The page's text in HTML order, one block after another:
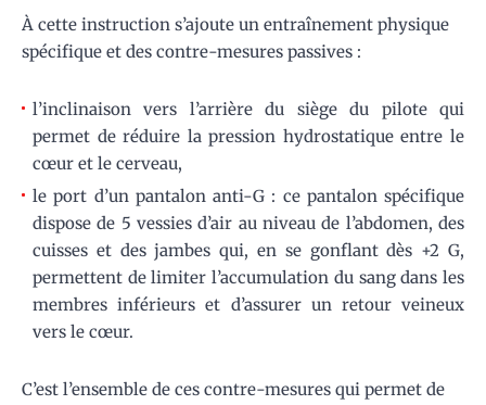
À cette instruction s’ajoute un entraînement physique
spécifique et des contre-mesures passives :
l’inclinaison vers l’arrière du siège du pilote qui
permet de réduire la pression hydrostatique entre le
cœur et le cerveau,
le port d’un pantalon anti-G : ce pantalon spécifique
dispose de 5 vessies d’air au niveau de l’abdomen, des
cuisses et des jambes qui, en se gonflant dès +2 G,
permettent de limiter l’accumulation du sang dans les
membres inférieurs et d’assurer un retour veineux
vers le cœur.
C’est l’ensemble de ces contre-mesures qui permet de